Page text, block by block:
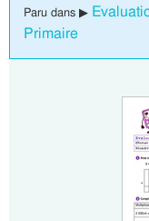
Paru dans ▶
Primaire